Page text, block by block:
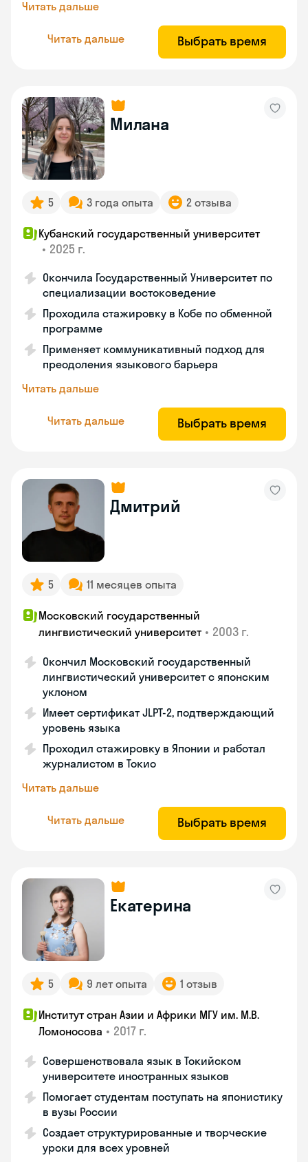
Читать дальше
Читать дальше Выбрать время
Милана
5 3 года опыта 2 отзыва
Кубанский государственный университет
• 2025 г.
Окончила Государственный Университет по
специализации востоковедение
Проходила стажировку в Кобе по обменной
программе
Применяет коммуникативный подход для
преодоления языкового барьера
Читать дальше
Читать дальше Выбрать время
Дмитрий
5 11 месяцев опыта
Московский государственный
лингвистический университет • 2003 г.
Окончил Московский государственный
лингвистический университет с японским
уклоном
Имеет сертификат JLPT-2, подтверждающий
уровень языка
Проходил стажировку в Японии и работал
журналистом в Токио
Читать дальше
Читать дальше Выбрать время
Екатерина
5 9 лет опыта 1 отзыв
Институт стран Азии и Африки МГУ им. М.В.
Ломоносова • 2017 г.
Совершенствовала язык в Токийском
университете иностранных языков
Помогает студентам поступать на японистику
в вузы России
Создает структурированные и творческие
уроки для всех уровней